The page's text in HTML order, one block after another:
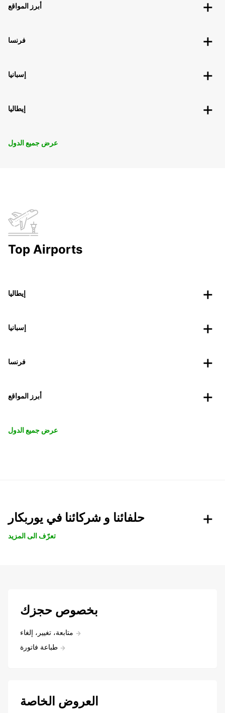
أبرز المواقع
فرنسا
إسبانيا
إيطاليا
عرض جميع الدول
Top Airports
إيطاليا
إسبانيا
فرنسا
أبرز المواقع
عرض جميع الدول
حلفائنا و شركائنا في يوربكار
تعرّف الى المزيد
بخصوص حجزك
متابعة، تغيير، إلغاء
طباعة فاتورة
العروض الخاصة